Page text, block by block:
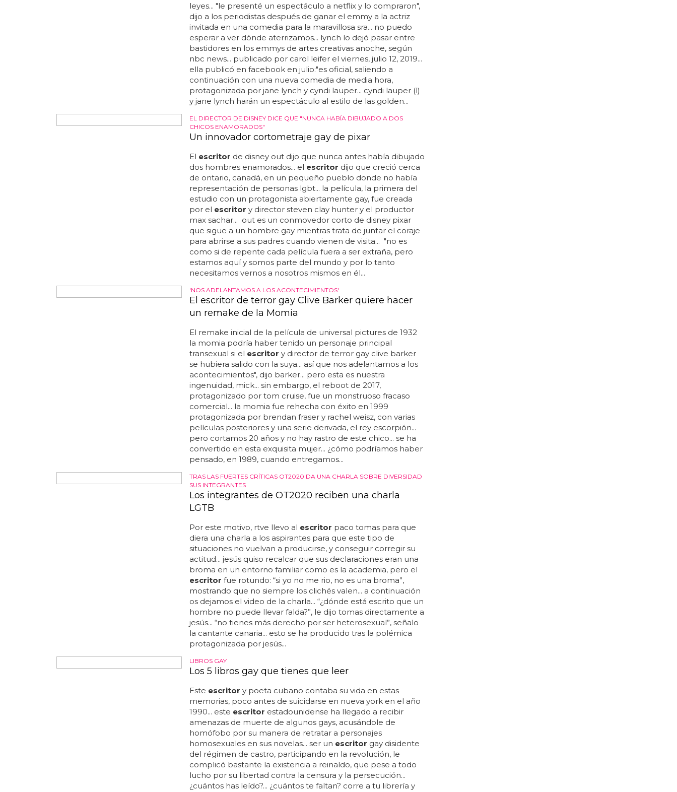
ejecutivo de esta renovación... "hay mucho contenido gay en
este programa... " safran respondió... y con la filmación que ha
comenzado esta semana en la ciudad de nueva york,
tenemos nuestras primeras miradas... el único personaje
principal que fue gay fue eric van der woodsen que salió en
la primera temporada... no estamos seguros de quién está
interpretando qué, pero jordan alexander, emily alyn lind,
whitney peak, thomas doherty, y zion moreno, eli brown,
evan...
CYNDI LAUPER Y JANE LYNCH PROTAGONIZARÁN GOLDEN GIRLS FOR
TODAY.
Nueva serie LGBT en Netflix
de trabajar con estas dos leyendas...
??????? el sueño de unescritorde trabajar con estas dos
leyes... "le presenté un espectáculo a netflix y lo compraron",
dijo a los periodistas después de ganar el emmy a la actriz
invitada en una comedia para la maravillosa sra... no puedo
esperar a ver dónde aterrizamos... lynch lo dejó pasar entre
bastidores en los emmys de artes creativas anoche, según
nbc news... publicado por carol leifer el viernes, julio 12, 2019...
ella publicó en facebook en julio:"es oficial, saliendo a
continuación con una nueva comedia de media hora,
protagonizada por jane lynch y cyndi lauper... cyndi lauper (l)
y jane lynch harán un espectáculo al estilo de las golden...
CHICOS ENAMORADOS"
Un innovador cortometraje gay de pixar
El escritorde disney out dijo que nunca antes había dibujado
dos hombres enamorados... el
escritor
dijo que creció cerca
de ontario, canadá, en un pequeño pueblo donde no había
representación de personas lgbt... la película, la primera del
estudio con un protagonista abiertamente gay, fue creada
por elescritory director steven clay hunter y el productor
max sachar... out es un conmovedor corto de disney pixar
que sigue a un hombre gay mientras trata de juntar el coraje
para abrirse a sus padres cuando vienen de visita... "no es
como si de repente cada película fuera a ser extraña, pero
estamos aquí y somos parte del mundo y por lo tanto
necesitamos vernos a nosotros mismos en él...
'NOS ADELANTAMOS A LOS ACONTECIMIENTOS'
El escritor de terror gay Clive Barker quiere hacer
un remake de la Momia
El remake inicial de la película de universal pictures de 1932
la momia podría haber tenido un personaje principal
transexual si el
se hubiera salido con la suya... así que nos adelantamos a los
acontecimientos", dijo barker... pero esta es nuestra
ingenuidad, mick... sin embargo, el reboot de 2017,
protagonizado por tom cruise, fue un monstruoso fracaso
comercial... la momia fue rehecha con éxito en 1999
protagonizada por brendan fraser y rachel weisz, con varias
películas posteriores y una serie derivada, el rey escorpión...
pero cortamos 20 años y no hay rastro de este chico... se ha
convertido en esta exquisita mujer... ¿cómo podríamos haber
pensado, en 1989, cuando entregamos...
TRAS LAS FUERTES CRÍTICAS OT2020 DA UNA CHARLA SOBRE DIVERSIDAD
SUS INTEGRANTES
LGTB
Por este motivo, rtve llevo alescritorpaco tomas para que
diera una charla a los aspirantes para que este tipo de
situaciones no vuelvan a producirse, y conseguir corregir su
actitud... jesús quiso recalcar que sus declaraciones eran una
broma en un entorno familiar como es la academia, pero el
escritorfue rotundo: “si yo no me rio, no es una broma”,
mostrando que no siempre los clichés valen... a continuación
os dejamos el video de la charla... “¿dónde está escrito que un
hombre no puede llevar falda?”, le dijo tomas directamente a
jesús... “no tienes más derecho por ser heterosexual”, señalo